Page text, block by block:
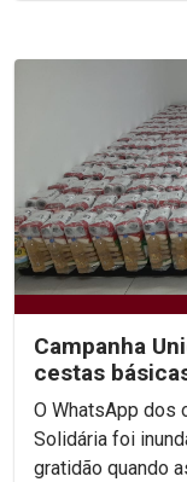
Campanha
cestas
O WhatsApp dos
Solidária foi
gratidão quando